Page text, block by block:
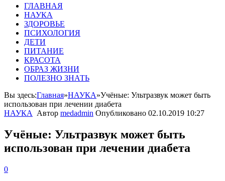
ГЛАВНАЯ
НАУКА
ЗДОРОВЬЕ
ПСИХОЛОГИЯ
ДЕТИ
ПИТАНИЕ
КРАСОТА
ОБРАЗ ЖИЗНИ
ПОЛЕЗНО ЗНАТЬ
Вы здесь:Главная»НАУКА»Учёные: Ультразвук может быть
использован при лечении диабета
НАУКА
Автор medadmin Опубликовано 02.10.2019 10:27
Учёные: Ультразвук может быть
использован при лечении диабета
0